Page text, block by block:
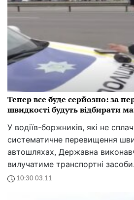
Тепер все буде серйозно: за
швидкості будуть відбирати
У водіїв-боржників, які не
систематичне перевищення
автошляхах, Державна
вилучатиме транспортні засоби.
10:30 03.11